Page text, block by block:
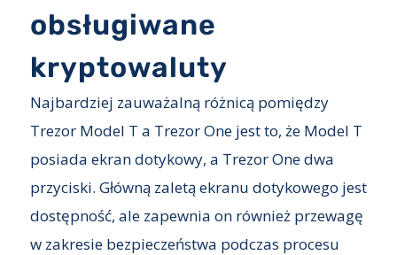
obsługiwane
kryptowaluty
Najbardziej zauważalną różnicą pomiędzy
Trezor Model T a Trezor One jest to, że Model T
posiada ekran dotykowy, a Trezor One dwa
przyciski. Główną zaletą ekranu dotykowego jest
dostępność, ale zapewnia on również przewagę
w zakresie bezpieczeństwa podczas procesu